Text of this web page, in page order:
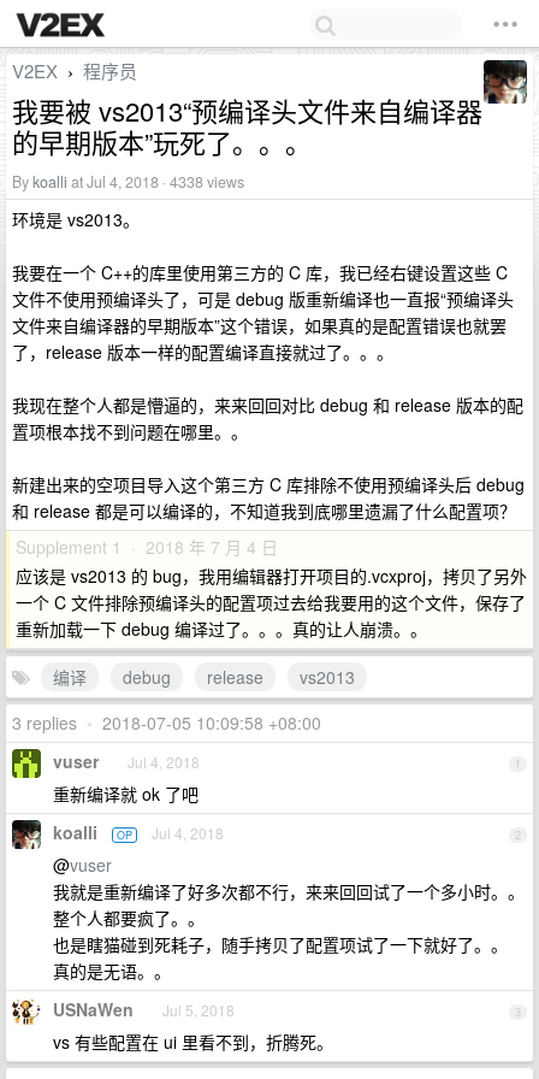
V2EX › 程序员
我要被 vs2013“预编译头文件来自编译器
的早期版本”玩死了。。。
Bykoalli at Jul 4, 2018 · 4338 views
环境是 vs2013。
我要在一个 C++的库里使用第三方的 C 库，我已经右键设置这些 C
文件不使用预编译头了，可是 debug 版重新编译也一直报“预编译头
文件来自编译器的早期版本”这个错误，如果真的是配置错误也就罢
了，release 版本一样的配置编译直接就过了。。。
我现在整个人都是懵逼的，来来回回对比 debug 和 release 版本的配
置项根本找不到问题在哪里。。
新建出来的空项目导入这个第三方 C 库排除不使用预编译头后 debug
和 release 都是可以编译的，不知道我到底哪里遗漏了什么配置项？
Supplement 1 · 2018 年 7 月 4 日
应该是 vs2013 的 bug，我用编辑器打开项目的.vcxproj，拷贝了另外
一个 C 文件排除预编译头的配置项过去给我要用的这个文件，保存了
重新加载一下 debug 编译过了。。。真的让人崩溃。。
编译
debug release
vs2013
3 replies • 2018-07-05 10:09:58 +08:00
1
vuser Jul 4, 2018
重新编译就 ok 了吧
2
koalli OP Jul 4, 2018
@vuser
我就是重新编译了好多次都不行，来来回回试了一个多小时。。
整个人都要疯了。。
也是瞎猫碰到死耗子，随手拷贝了配置项试了一下就好了。。
真的是无语。。
3
USNaWen Jul 5, 2018
vs 有些配置在 ui 里看不到，折腾死。